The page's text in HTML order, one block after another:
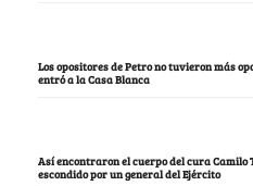
Los opositores de Petro no tuvieron más
entró a la Casa Blanca
Así encontraron el cuerpo del cura Camilo
escondido por un general del Ejército